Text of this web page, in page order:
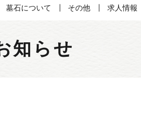
墓石について その他 求人情報
知らせ